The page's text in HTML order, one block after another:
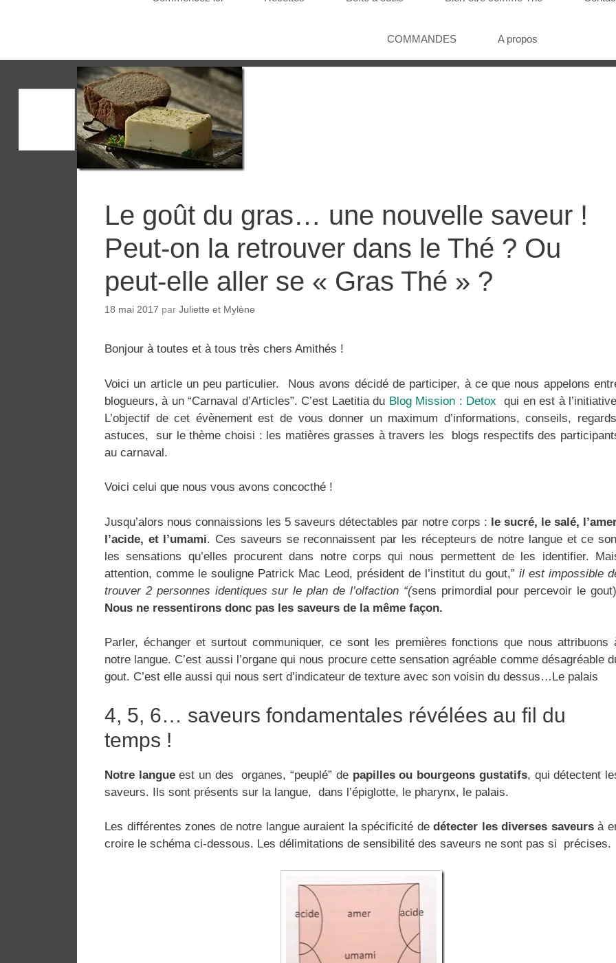
COMMANDES A propos
Le goût du gras… une nouvelle saveur !
Peut-on la retrouver dans le Thé ? Ou
peut-elle aller se « Gras Thé » ?
18 mai 2017 par Juliette et Mylène
Bonjour à toutes et à tous très chers Amithés !
Voici un article un peu particulier. Nous avons décidé de participer, à ce que nous appelons
blogueurs, à un “Carnaval d’Articles”. C’est Laetitia du Blog Mission : Detox qui en est à
L’objectif de cet évènement est de vous donner un maximum d’informations, conseils,
astuces, sur le thème choisi : les matières grasses à travers les blogs respectifs des
au carnaval.
Voici celui que nous vous avons concocthé !
Jusqu’alors nous connaissions les 5 saveurs détectables par notre corps : le sucré, le salé,
l’acide, et l’umami. Ces saveurs se reconnaissent par les récepteurs de notre langue et ce
les sensations qu’elles procurent dans notre corps qui nous permettent de les identifier.
attention, comme le souligne Patrick Mac Leod, président de l’institut du gout,” il est impossible
trouver 2 personnes identiques sur le plan de l’olfaction “(sens primordial pour percevoir le
Nous ne ressentirons donc pas les saveurs de la même façon.
Parler, échanger et surtout communiquer, ce sont les premières fonctions que nous attribuons
notre langue. C’est aussi l’organe qui nous procure cette sensation agréable comme désagréable
gout. C’est elle aussi qui nous sert d’indicateur de texture avec son voisin du dessus…Le palais
4, 5, 6… saveurs fondamentales révélées au fil du
temps !
Notre langueest un des organes, “peuplé” de papilles ou bourgeons gustatifs, qui détectent
saveurs. Ils sont présents sur la langue, dans l’épiglotte, le pharynx, le palais.
Les différentes zones de notre langue auraient la spécificité dedétecter les diverses saveursà
croire le schéma ci-dessous. Les délimitations de sensibilité des saveurs ne sont pas si précises.